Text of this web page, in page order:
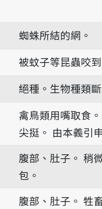
tu-tsi̍h
放音讀ti-tu-bāng
蜘蛛所結的網。
tìng
被蚊子等昆蟲咬到
音讀tn̄g-tsíng
絕種。生物種類
禽鳥類用嘴取食。
尖挺。 由本義引
tóo
腹部、肚子。 稍
包。
腹部、肚子。 牲